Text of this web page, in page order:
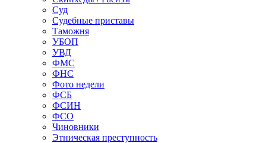
Суд
Судебные приставы
Таможня
УБОП
УВД
ФМС
ФНС
Фото недели
ФСБ
ФСИН
ФСО
Чиновники
Этническая преступность